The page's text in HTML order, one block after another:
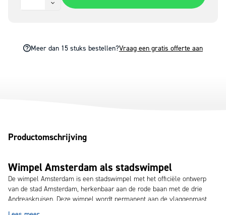
Meer dan 15 stuks bestellen?Vraag een gratis offerte aan
Productomschrijving
Wimpel Amsterdam als stadswimpel
De wimpel Amsterdam is een stadswimpel met het officiële ontwerp
van de stad Amsterdam, herkenbaar aan de rode baan met de drie
Andreaskruisen. Deze wimpel wordt permanent aan de vlaggenmast